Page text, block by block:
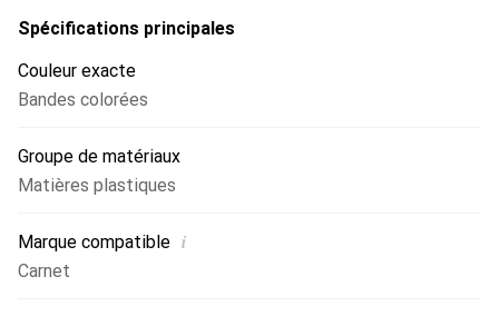
Spécifications principales
Couleur exacte
Bandes colorées
Groupe de matériaux
Matières plastiques
Marque compatible i
Carnet